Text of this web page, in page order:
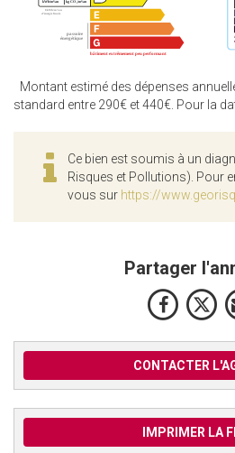
Montant estimé des dépenses
standard entre 290€ et 440€. Pour la
Ce bien est soumis à un
Risques et Pollutions). Pour
vous sur https://
Partager
CONTACTER
IMPRIMER LA